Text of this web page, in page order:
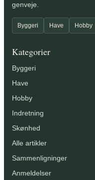
genveje.
Byggeri Have Hobby
Kategorier
Byggeri
Have
Hobby
Indretning
Skønhed
Alle artikler
Sammenligninger
Anmeldelser